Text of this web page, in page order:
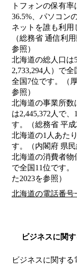
トフォンの保有
36.5%、パソコン
ネットを誰も利用
（総務省 通信利
参照）
北海道の総人口は
2,733,294人）で
全国7位です。（
参照）
北海道の事業所数
は2,445,372人で
す。（総務省 平成
北海道の1人あた
す。（内閣府 県
北海道の消費者物
で全国11位です
た2023を参照）
北海道の電話番号
ビジネスに関
ビジネスに関する